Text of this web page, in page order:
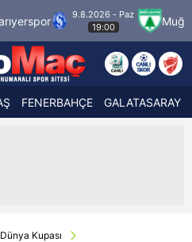
9.8.2026 - Paz
19:00
Muğlaspor
FENERBAHÇE GALATASARAY
Dünya Kupası